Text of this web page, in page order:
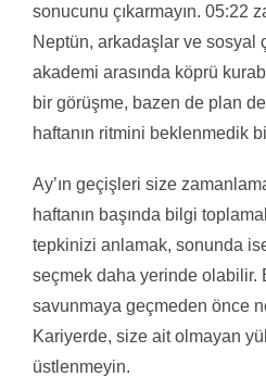
sonucunu çıkarmayın. 05:22
Neptün, arkadaşlar ve sosyal
akademi arasında köprü
bir görüşme, bazen de plan
haftanın ritmini beklenmedik
Ay’ın geçişleri size
haftanın başında bilgi
tepkinizi anlamak, sonunda
seçmek daha yerinde olabilir.
savunmaya geçmeden önce
Kariyerde, size ait olmayan
üstlenmeyin.